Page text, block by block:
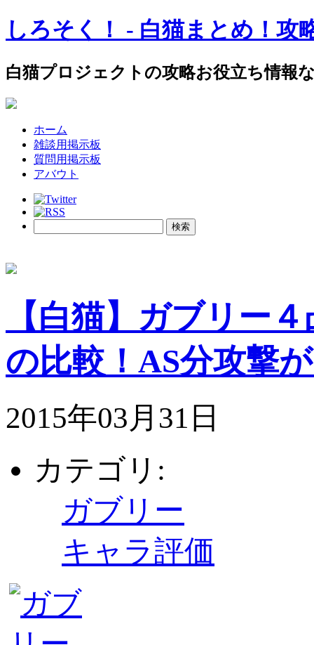
しろそく！ - 白猫まとめ！攻
白猫プロジェクトの攻略お役立ち情報
ホーム
雑談用掲示板
質問用掲示板
アバウト
【白猫】ガブリー
の比較！AS分攻撃
2015年03月31日
カテゴリ:
ガブリー
キャラ評価